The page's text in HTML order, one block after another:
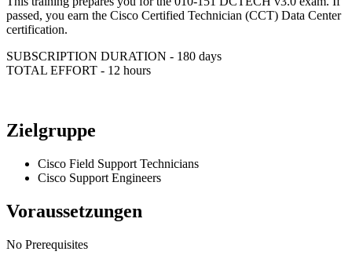
passed, you earn the Cisco Certified Technician (CCT) Data Center
certification.
SUBSCRIPTION DURATION - 180 days
TOTAL EFFORT - 12 hours
Zielgruppe
Cisco Field Support Technicians
Cisco Support Engineers
Voraussetzungen
No Prerequisites